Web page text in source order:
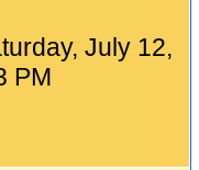
July 12,
PM